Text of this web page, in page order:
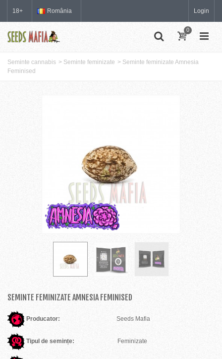
18+ România Login
0
Seminte cannabis > Seminte feminizate > Seminte feminizate Amnesia
Feminised
SEMINTE FEMINIZATE AMNESIA FEMINISED
Producator: Seeds Mafia
Tipul de semințe: Feminizate